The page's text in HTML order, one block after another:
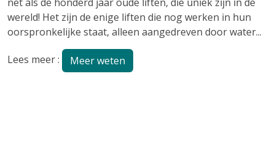
wereld! Het zijn de enige liften die nog werken in hun
oorspronkelijke staat, alleen aangedreven door water...
Lees meer : Meer weten